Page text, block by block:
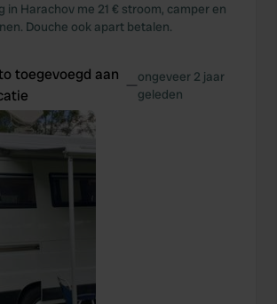
in Harachov me 21 € stroom, camper en
Douche ook apart betalen.
toegevoegd aan
—ongeveer 2 jaar
geleden